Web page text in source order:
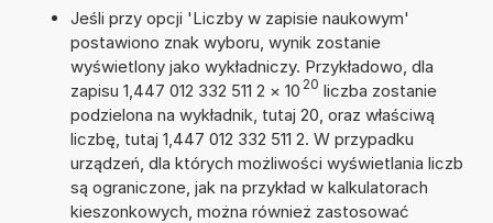
Jeśli przy opcji 'Liczby w zapisie naukowym'
postawiono znak wyboru, wynik zostanie
wyświetlony jako wykładniczy. Przykładowo, dla
zapisu 1,447 012 332 511 2 × 10 20 liczba zostanie
podzielona na wykładnik, tutaj 20, oraz właściwą
liczbę, tutaj 1,447 012 332 511 2. W przypadku
urządzeń, dla których możliwości wyświetlania liczb
są ograniczone, jak na przykład w kalkulatorach
kieszonkowych, można również zastosować